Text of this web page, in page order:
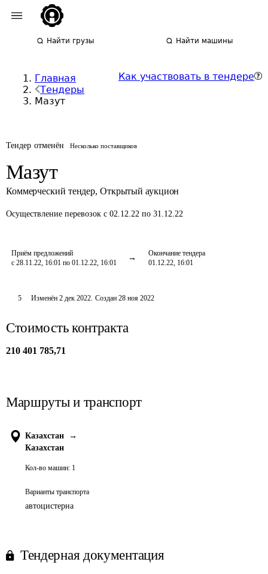
Найти грузы Найти машины
Главная
Тендеры
Мазут
Как участвовать в тендере
Тендер отменён Несколько поставщиков
Мазут
Коммерческий тендер, Открытый аукцион
Осуществление перевозок с 02.12.22 по 31.12.22
Приём предложений
с 28.11.22, 16:01 по 01.12.22, 16:01
Окончание тендера
01.12.22, 16:01
5 Изменён 2 дек 2022. Создан 28 ноя 2022
Стоимость контракта
210 401 785,71
Маршруты и транспорт
Казахстан
→
Казахстан
Кол-во машин: 1
Варианты транспорта
автоцистерна
Тендерная документация